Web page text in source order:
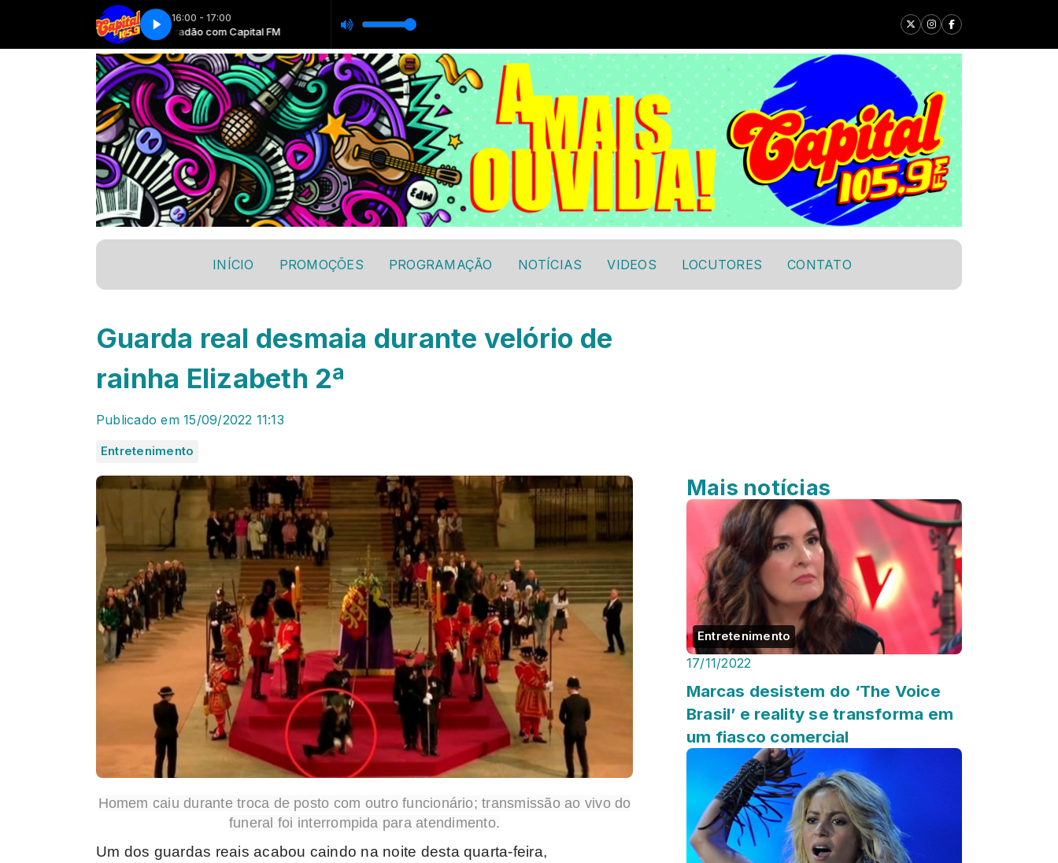
16:00 - 17:00
Misturadão com Capital FM Misturadão com Capital FM
INÍCIO PROMOÇÕES PROGRAMAÇÃO NOTÍCIAS VIDEOS LOCUTORES CONTATO
Guarda real desmaia durante velório de
rainha Elizabeth 2ª
Publicado em 15/09/2022 11:13
Entretenimento
Homem caiu durante troca de posto com outro funcionário; transmissão ao vivo do
funeral foi interrompida para atendimento.
Um dos guardas reais acabou caindo na noite desta quarta-feira,
Mais notícias
Entretenimento
17/11/2022
Marcas desistem do ‘The Voice
Brasil’ e reality se transforma em
um fiasco comercial